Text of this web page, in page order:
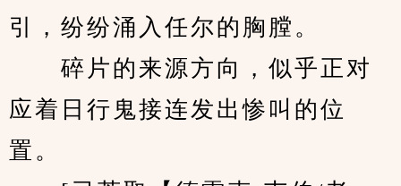
引，纷纷涌入任尔的胸膛。
碎片的来源方向，似乎正对
应着日行鬼接连发出惨叫的位
置。